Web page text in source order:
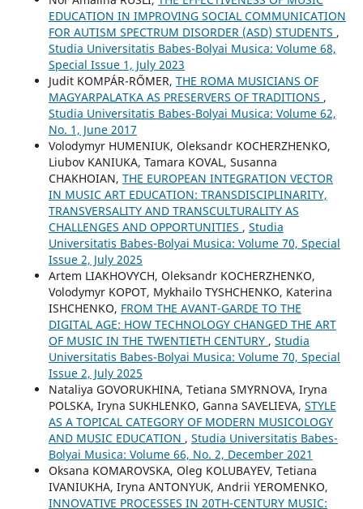
EDUCATION IN IMPROVING SOCIAL COMMUNICATION
FOR AUTISM SPECTRUM DISORDER (ASD) STUDENTS ,
Studia Universitatis Babes-Bolyai Musica: Volume 68,
Special Issue 1, July 2023
Judit KOMPÁR-RŐMER, THE ROMA MUSICIANS OF
MAGYARPALATKA AS PRESERVERS OF TRADITIONS ,
Studia Universitatis Babes-Bolyai Musica: Volume 62,
No. 1, June 2017
Volodymyr HUMENIUK, Oleksandr KOCHERZHENKO,
Liubov KANIUKA, Tamara KOVAL, Susanna
CHAKHOIAN, THE EUROPEAN INTEGRATION VECTOR
IN MUSIC ART EDUCATION: TRANSDISCIPLINARITY,
TRANSVERSALITY AND TRANSCULTURALITY AS
CHALLENGES AND OPPORTUNITIES , Studia
Universitatis Babes-Bolyai Musica: Volume 70, Special
Issue 2, July 2025
Artem LIAKHOVYCH, Oleksandr KOCHERZHENKO,
Volodymyr KOPOT, Mykhailo TYSHCHENKO, Katerina
ISHCHENKO, FROM THE AVANT-GARDE TO THE
DIGITAL AGE: HOW TECHNOLOGY CHANGED THE ART
OF MUSIC IN THE TWENTIETH CENTURY , Studia
Universitatis Babes-Bolyai Musica: Volume 70, Special
Issue 2, July 2025
Nataliya GOVORUKHINA, Tetiana SMYRNOVA, Iryna
POLSKA, Iryna SUKHLENKO, Ganna SAVELIEVA, STYLE
AS A TOPICAL CATEGORY OF MODERN MUSICOLOGY
AND MUSIC EDUCATION , Studia Universitatis Babes-
Bolyai Musica: Volume 66, No. 2, December 2021
Oksana KOMAROVSKA, Oleg KOLUBAYEV, Tetiana
IVANIUKHA, Iryna ANTONYUK, Andrii YEROMENKO,
INNOVATIVE PROCESSES IN 20TH-CENTURY MUSIC: